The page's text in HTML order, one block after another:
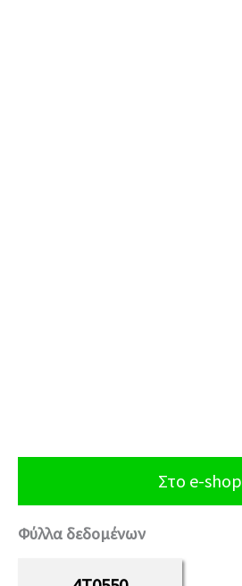
Στο e-shop
Φύλλα δεδομένων